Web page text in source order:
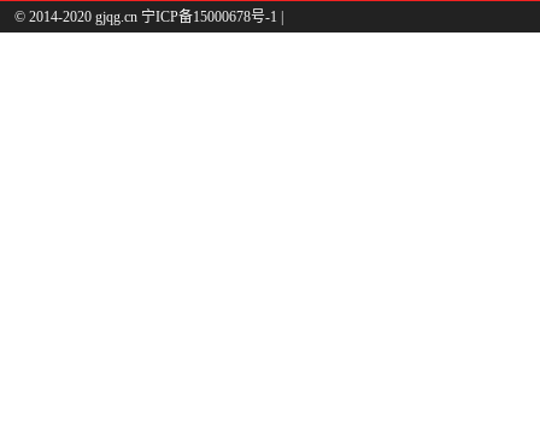
© 2014-2020 gjqg.cn 宁ICP备15000678号-1 |